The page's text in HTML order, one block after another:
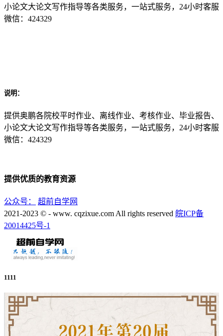
小论文大论文写作指导等各类服务，一站式服务，24小时客服
微信：424329
说明：
提供奥鹏各院校平时作业、离线作业、考核作业、毕业报告、
小论文大论文写作指导等各类服务，一站式服务，24小时客服
微信：424329
提供优质的教育资源
公众号：
超前自学网
2021-2023 © - www. cqzixue.com All rights reserved 皖ICP备
20014425号-1
1111